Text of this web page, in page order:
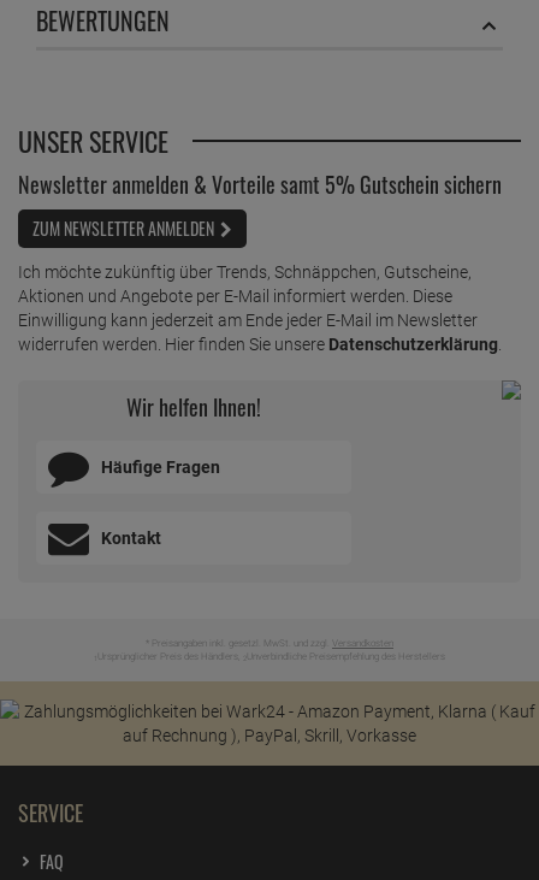
BEWERTUNGEN
UNSER SERVICE
Newsletter anmelden & Vorteile samt 5% Gutschein sichern
ZUM NEWSLETTER ANMELDEN
Ich möchte zukünftig über Trends, Schnäppchen, Gutscheine,
Aktionen und Angebote per E-Mail informiert werden. Diese
Einwilligung kann jederzeit am Ende jeder E-Mail im Newsletter
widerrufen werden. Hier finden Sie unsere Datenschutzerklärung
Wir helfen Ihnen!
Häufige Fragen
Kontakt
* Preisangaben inkl. gesetzl. MwSt. und zzgl. Versandkosten
Ursprünglicher Preis des Händlers, Unverbindliche Preisempfehlung des Herstellers
SERVICE
FAQ